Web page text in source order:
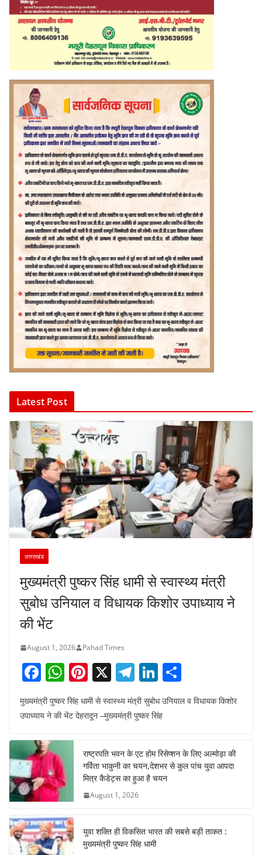
Latest Post
उत्तराखंड
मुख्यमंत्री पुष्कर सिंह धामी से स्वास्थ्य मंत्री
सुबोध उनियाल व विधायक किशोर उपाध्याय ने
की भेंट
August 1, 2026 Pahad Times
F
a
c
b
o
o
k
W
h
at
A
p
p
Pi
nt
er
e
st
X T
el
e
gr
a
m
Li
n
k
dI
n
ar
मुख्यमंत्री पुष्कर सिंह धामी से स्वास्थ्य मंत्री सुबोध उनियाल व विधायक किशोर
उपाध्याय ने की भेंट देहरादून –मुख्यमंत्री पुष्कर सिंह
राष्ट्रपति भवन के एट होम रिसेप्शन के लिए अल्मोड़ा की
गर्विता भाकुनी का चयन,देशभर से कुल पांच युवा आपदा
मित्र कैडेट्स का हुआ है चयन
August 1, 2026
युवा शक्ति ही विकसित भारत की सबसे बड़ी ताकत :
मुख्यमंत्री पुष्कर सिंह धामी